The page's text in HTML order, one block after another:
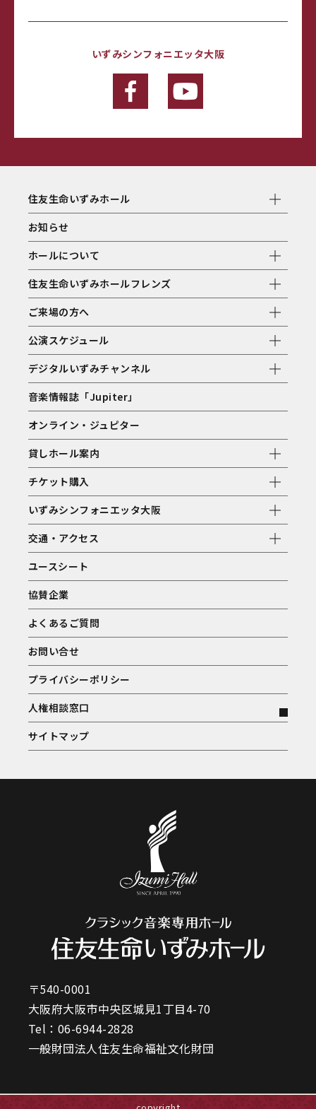
いずみシンフォニエッタ大阪
住友生命いずみホール
お知らせ
ホールについて
住友生命いずみホールフレンズ
ご来場の方へ
公演スケジュール
デジタルいずみチャンネル
音楽情報誌「Jupiter」
オンライン・ジュピター
貸しホール案内
チケット購入
いずみシンフォニエッタ大阪
交通・アクセス
ユースシート
協賛企業
よくあるご質問
お問い合せ
プライバシーポリシー
人権相談窓口
サイトマップ
〒540-0001
大阪府大阪市中央区城見1丁目4-70
Tel： 06-6944-2828
一般財団法人住友生命福祉文化財団